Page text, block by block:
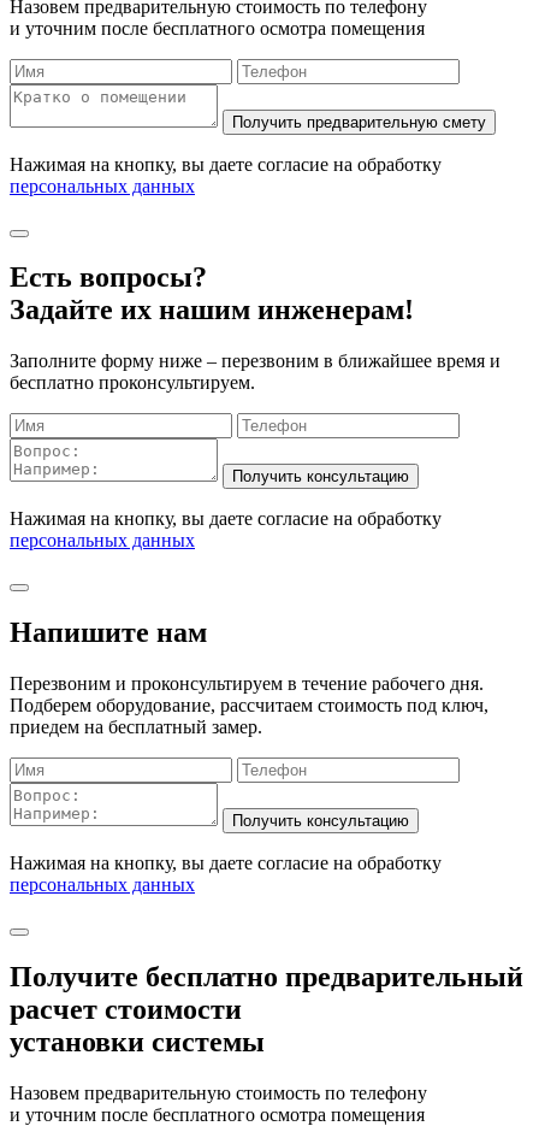
Назовем предварительную стоимость по телефону
и уточним после бесплатного осмотра помещения
Нажимая на кнопку, вы даете согласие на обработку
персональных данных
Есть вопросы?
Задайте их нашим инженерам!
Заполните форму ниже – перезвоним в ближайшее время и
бесплатно проконсультируем.
Нажимая на кнопку, вы даете согласие на обработку
персональных данных
Напишите нам
Перезвоним и проконсультируем в течение рабочего дня.
Подберем оборудование, рассчитаем стоимость под ключ,
приедем на бесплатный замер.
Нажимая на кнопку, вы даете согласие на обработку
персональных данных
Получите бесплатно предварительный
расчет стоимости
установки системы
Назовем предварительную стоимость по телефону
и уточним после бесплатного осмотра помещения